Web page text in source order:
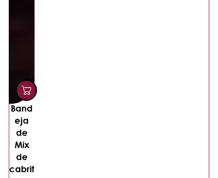
Band
eja
de
Mix
de
cabrit